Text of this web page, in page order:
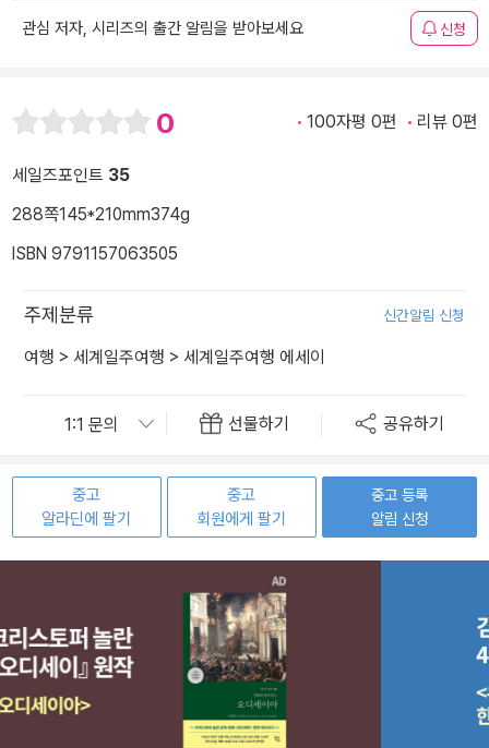
관심 저자, 시리즈의 출간 알림을 받아보세요 신청
0 100자평 0편 리뷰 0편
세일즈포인트 35
288쪽145*210mm374g
ISBN 9791157063505
주제분류 신간알림 신청
여행 > 세계일주여행 > 세계일주여행 에세이
선물하기 공유하기
중고
알라딘에 팔기
중고
회원에게 팔기
중고 등록
알림 신청